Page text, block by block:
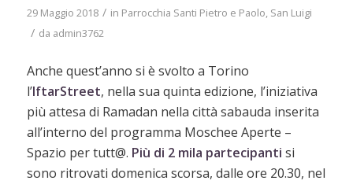
29 Maggio 2018 / in Parrocchia Santi Pietro e Paolo, San Luigi
/ da admin3762
Anche quest’anno si è svolto a Torino
l’IftarStreet, nella sua quinta edizione, l’iniziativa
più attesa di Ramadan nella città sabauda inserita
all’interno del programma Moschee Aperte –
Spazio per tutt@. Più di 2 mila partecipanti si
sono ritrovati domenica scorsa, dalle ore 20.30, nel